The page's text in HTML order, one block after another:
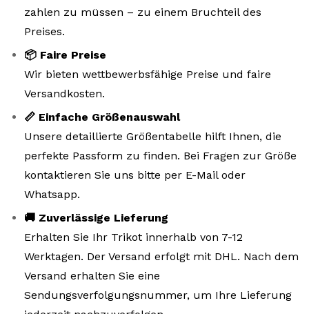
zahlen zu müssen – zu einem Bruchteil des
Preises.
📦 Faire Preise
Wir bieten wettbewerbsfähige Preise und faire
Versandkosten.
📏 Einfache Größenauswahl
Unsere detaillierte Größentabelle hilft Ihnen, die
perfekte Passform zu finden. Bei Fragen zur Größe
kontaktieren Sie uns bitte per E-Mail oder
Whatsapp.
🚚 Zuverlässige Lieferung
Erhalten Sie Ihr Trikot innerhalb von 7-12
Werktagen. Der Versand erfolgt mit DHL. Nach dem
Versand erhalten Sie eine
Sendungsverfolgungsnummer, um Ihre Lieferung